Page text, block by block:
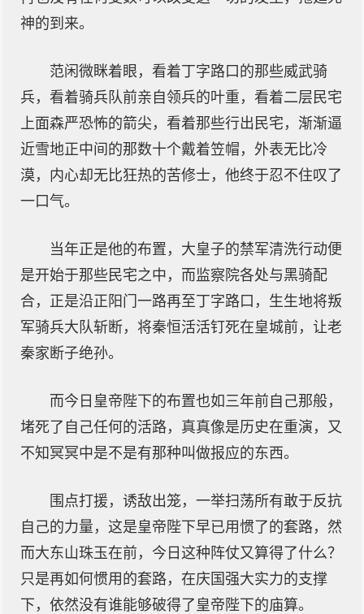
神的到来。
范闲微眯着眼，看着丁字路口的那些威武骑
兵，看着骑兵队前亲自领兵的叶重，看着二层民宅
上面森严恐怖的箭尖，看着那些行出民宅，渐渐逼
近雪地正中间的那数十个戴着笠帽，外表无比冷
漠，内心却无比狂热的苦修士，他终于忍不住叹了
一口气。
当年正是他的布置，大皇子的禁军清洗行动便
是开始于那些民宅之中，而监察院各处与黑骑配
合，正是沿正阳门一路再至丁字路口，生生地将叛
军骑兵大队斩断，将秦恒活活钉死在皇城前，让老
秦家断子绝孙。
而今日皇帝陛下的布置也如三年前自己那般，
堵死了自己任何的活路，真真像是历史在重演，又
不知冥冥中是不是有那种叫做报应的东西。
围点打援，诱敌出笼，一举扫荡所有敢于反抗
自己的力量，这是皇帝陛下早已用惯了的套路，然
而大东山珠玉在前，今日这种阵仗又算得了什么？
只是再如何惯用的套路，在庆国强大实力的支撑
下，依然没有谁能够破得了皇帝陛下的庙算。